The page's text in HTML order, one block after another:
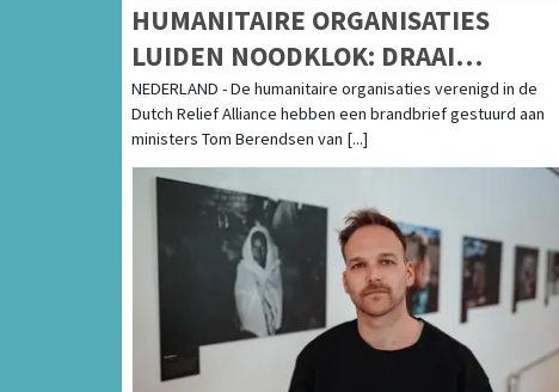
HUMANITAIRE ORGANISATIES
LUIDEN NOODKLOK: DRAAI
SLUITING AMBASSADE ZUID-
SOEDAN TERUG
NEDERLAND - De humanitaire organisaties verenigd in de
Dutch Relief Alliance hebben een brandbrief gestuurd aan
ministers Tom Berendsen van [...]